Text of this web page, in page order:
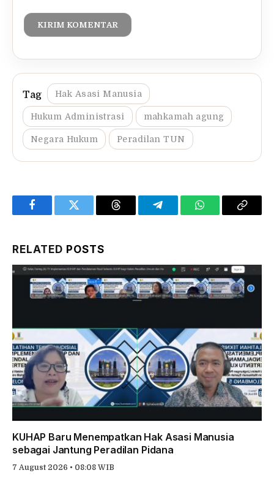
Hak Asasi Manusia
Hukum Administrasi mahkamah agung
Negara Hukum Peradilan TUN
FacebookTwitter Threads TelegramWhatsAppCopy
RELATED POSTS
KUHAP Baru Menempatkan Hak Asasi Manusia
sebagai Jantung Peradilan Pidana
7 August 2026 • 08:08 WIB